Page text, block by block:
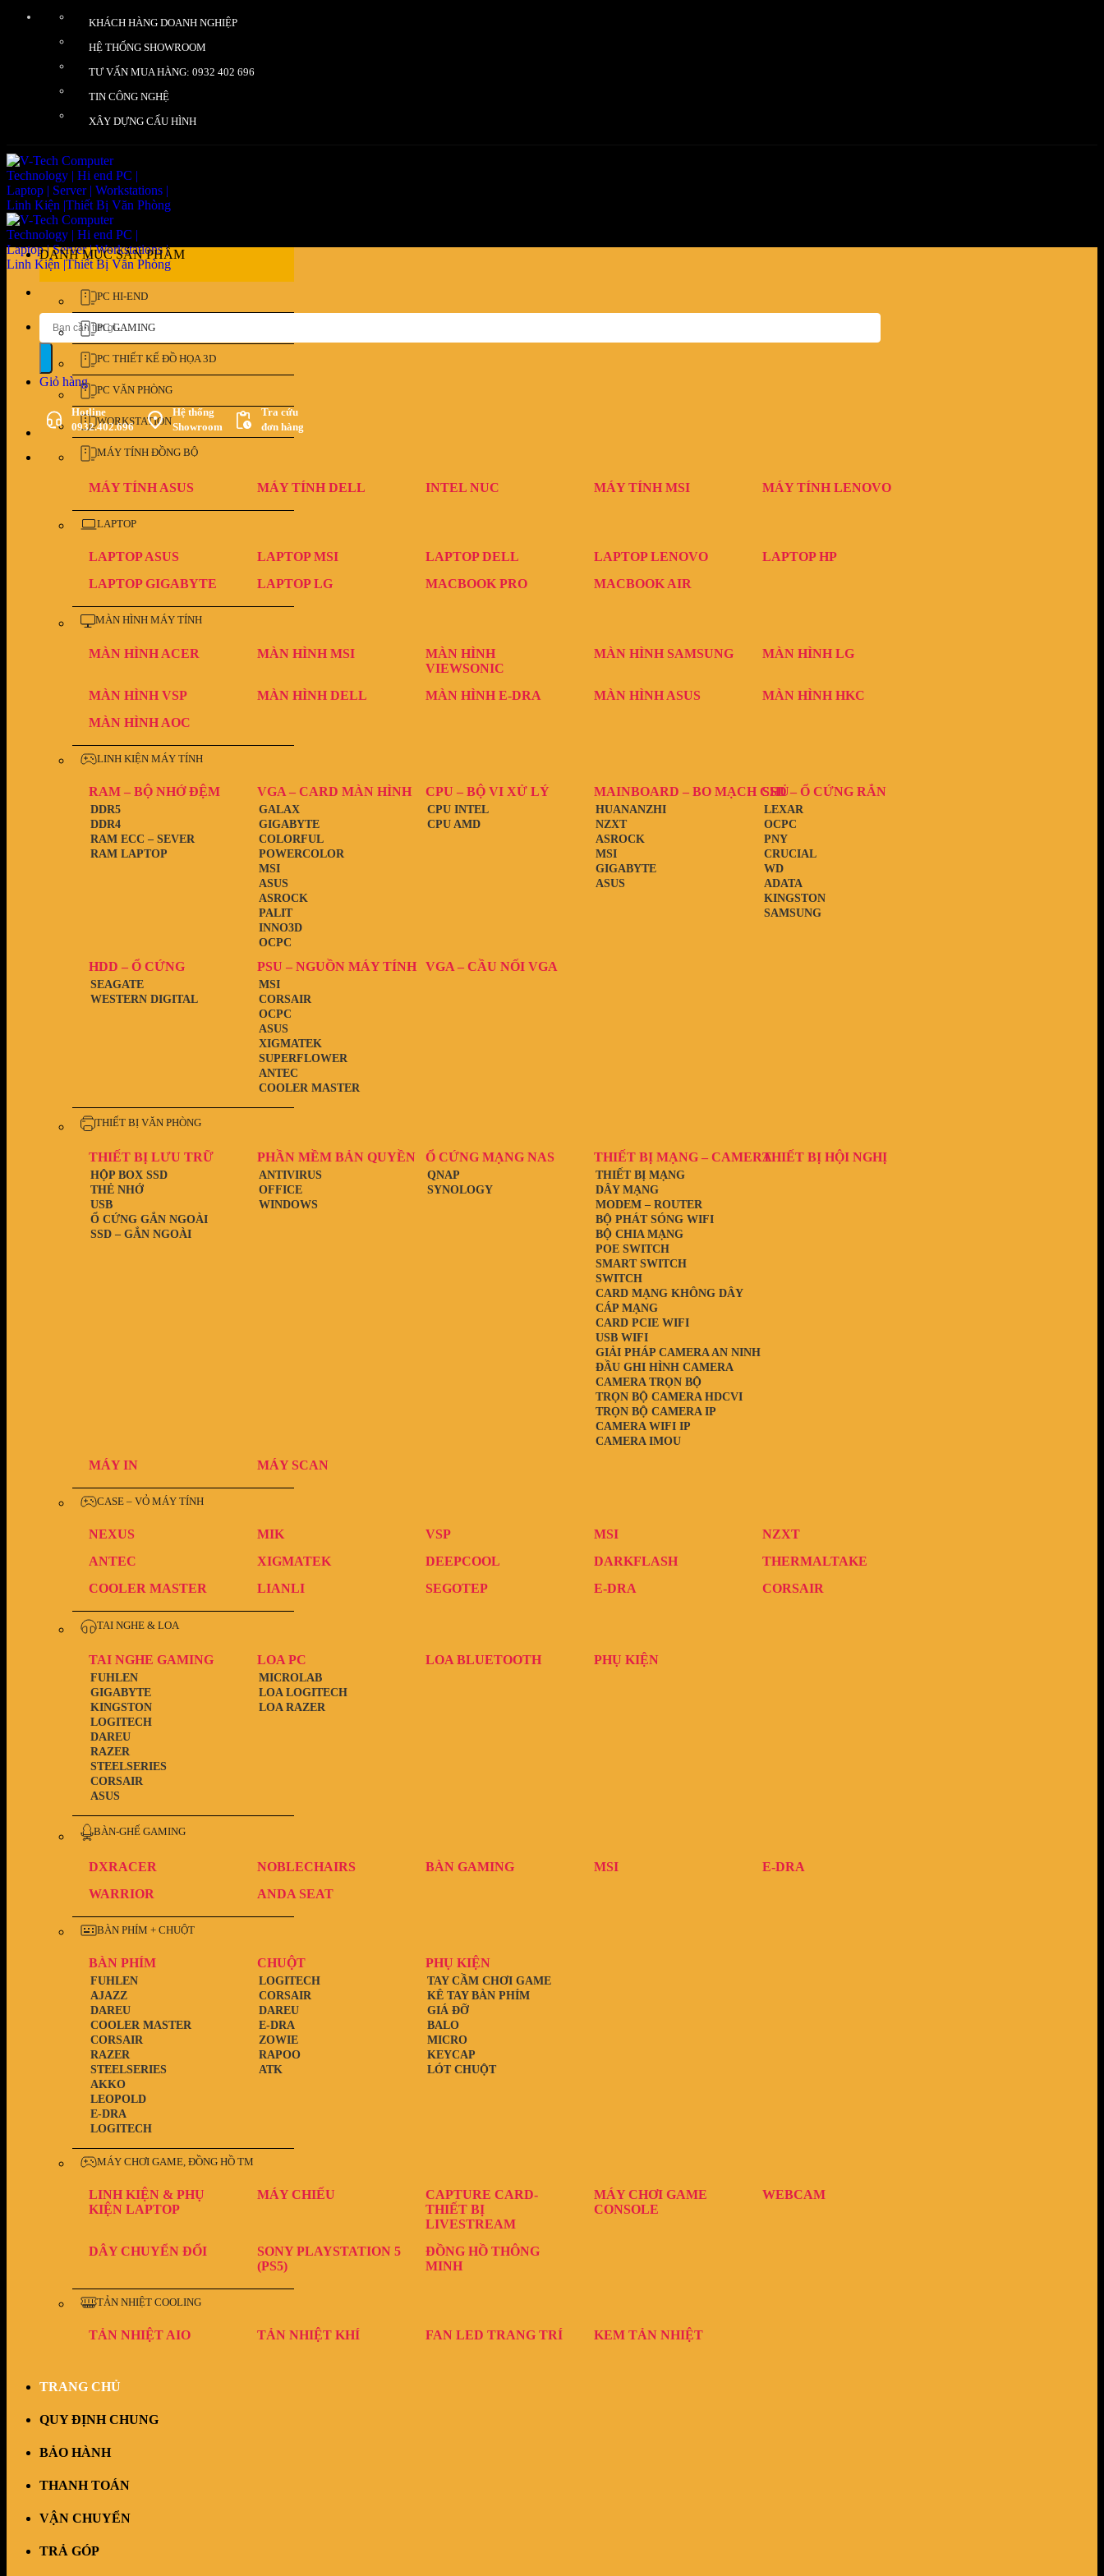
KHÁCH HÀNG DOANH NGHIỆP
HỆ THỐNG SHOWROOM
TƯ VẤN MUA HÀNG: 0932 402 696
TIN CÔNG NGHỆ
XÂY DỰNG CẤU HÌNH
Tìm
kiếm:
Giỏ hàng
Hotline
0932.402.696
Hệ thống
Showroom
Tra cứu
đơn hàng
DANH MỤC SẢN PHẨM
PC HI-END
PC GAMING
PC THIẾT KẾ ĐỒ HỌA 3D
PC VĂN PHÒNG
WORKSTATION
MÁY TÍNH ĐỒNG BỘ
MÁY TÍNH ASUS MÁY TÍNH DELL INTEL NUC MÁY TÍNH MSI MÁY TÍNH LENOVO
LAPTOP
LAPTOP ASUS LAPTOP MSI LAPTOP DELL LAPTOP LENOVO
LAPTOP HP
LAPTOP GIGABYTE
LAPTOP LG MACBOOK PRO MACBOOK AIR
MÀN HÌNH MÁY TÍNH
MÀN HÌNH ACER MÀN HÌNH MSI
MÀN HÌNH
VIEWSONIC
MÀN HÌNH SAMSUNG MÀN HÌNH LG
MÀN HÌNH VSP MÀN HÌNH DELL MÀN HÌNH E-DRA MÀN HÌNH ASUS
MÀN HÌNH HKC
MÀN HÌNH AOC
LINH KIỆN MÁY TÍNH
RAM – BỘ NHỚ ĐỆM
RAM LAPTOP
RAM ECC – SEVER
DDR4
DDR5
VGA – CARD MÀN HÌNH
OCPC
INNO3D
PALIT
ASROCK
ASUS
MSI
POWERCOLOR
COLORFUL
GIGABYTE
GALAX
CPU – BỘ VI XỬ LÝ
CPU AMD
CPU INTEL
MAINBOARD – BO MẠCH CHỦ
ASUS
GIGABYTE
MSI
ASROCK
NZXT
HUANANZHI
SSD – Ổ CỨNG RẮN
SAMSUNG
KINGSTON
ADATA
WD
CRUCIAL
PNY
OCPC
LEXAR
HDD – Ổ CỨNG
WESTERN DIGITAL
SEAGATE
PSU – NGUỒN MÁY TÍNH
COOLER MASTER
ANTEC
SUPERFLOWER
XIGMATEK
ASUS
OCPC
CORSAIR
MSI
VGA – CẦU NỐI VGA
THIẾT BỊ VĂN PHÒNG
THIẾT BỊ LƯU TRỮ
SSD – GẮN NGOÀI
Ổ CỨNG GẮN NGOÀI
USB
THẺ NHỚ
HỘP BOX SSD
PHẦN MỀM BẢN QUYỀN
WINDOWS
OFFICE
ANTIVIRUS
Ổ CỨNG MẠNG NAS
SYNOLOGY
QNAP
THIẾT BỊ MẠNG – CAMERA
GIẢI PHÁP CAMERA AN NINH
CAMERA WIFI IP
CAMERA IMOU
CAMERA TRỌN BỘ
TRỌN BỘ CAMERA IP
TRỌN BỘ CAMERA HDCVI
ĐẦU GHI HÌNH CAMERA
THIẾT BỊ MẠNG
CARD MẠNG KHÔNG DÂY
USB WIFI
CARD PCIE WIFI
CÁP MẠNG
BỘ CHIA MẠNG
SWITCH
SMART SWITCH
POE SWITCH
BỘ PHÁT SÓNG WIFI
MODEM – ROUTER
DÂY MẠNG
THIẾT BỊ HỘI NGHỊ
MÁY IN MÁY SCAN
CASE – VỎ MÁY TÍNH
NEXUS MIK VSP MSI
NZXT
ANTEC
XIGMATEK DEEPCOOL DARKFLASH
THERMALTAKE
COOLER MASTER
LIANLI SEGOTEP E-DRA CORSAIR
TAI NGHE & LOA
TAI NGHE GAMING
ASUS
CORSAIR
STEELSERIES
RAZER
DAREU
LOGITECH
KINGSTON
GIGABYTE
FUHLEN
LOA PC
LOA RAZER
LOA LOGITECH
MICROLAB
LOA BLUETOOTH PHỤ KIỆN
BÀN-GHẾ GAMING
DXRACER NOBLECHAIRS BÀN GAMING MSI
E-DRA
WARRIOR
ANDA SEAT
BÀN PHÍM + CHUỘT
BÀN PHÍM
LOGITECH
E-DRA
LEOPOLD
AKKO
STEELSERIES
RAZER
CORSAIR
COOLER MASTER
DAREU
AJAZZ
FUHLEN
CHUỘT
ATK
RAPOO
ZOWIE
E-DRA
DAREU
CORSAIR
LOGITECH
PHỤ KIỆN
LÓT CHUỘT
KEYCAP
MICRO
BALO
GIÁ ĐỠ
KÊ TAY BÀN PHÍM
TAY CẦM CHƠI GAME
MÁY CHƠI GAME, ĐỒNG HỒ TM
LINH KIỆN & PHỤ
KIỆN LAPTOP
MÁY CHIẾU
CAPTURE CARD-
THIẾT BỊ
LIVESTREAM
MÁY CHƠI GAME
CONSOLE
WEBCAM
DÂY CHUYỂN ĐỔI
SONY PLAYSTATION 5
(PS5)
ĐỒNG HỒ THÔNG
MINH
TẢN NHIỆT COOLING
TẢN NHIỆT AIO TẢN NHIỆT KHÍ FAN LED TRANG TRÍ KEM TẢN NHIỆT
TRANG CHỦ
QUY ĐỊNH CHUNG
BẢO HÀNH
THANH TOÁN
VẬN CHUYỂN
TRẢ GÓP